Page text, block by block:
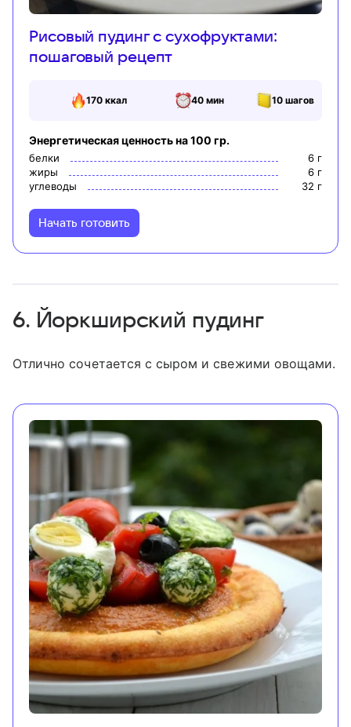
Рисовый пудинг с сухофруктами:
пошаговый рецепт
170ккал 40 мин 10 шагов
Энергетическая ценность на 100 гр.
белки 6 г
жиры
6 г
углеводы
32 г
Начать готовить
6. Йоркширский пудинг
Отлично сочетается с сыром и свежими овощами.